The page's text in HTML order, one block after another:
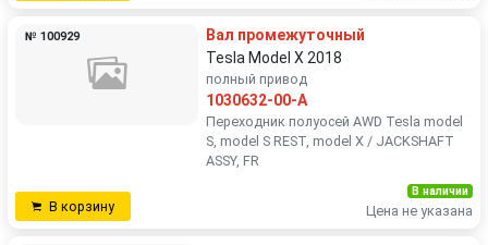
№ 100929
Вал промежуточный
Tesla Model X 2018
полный привод
1030632-00-A
Переходник полуосей AWD Tesla model
S, model S REST, model X / JACKSHAFT
ASSY, FR
В корзину
В наличии
Цена не указана